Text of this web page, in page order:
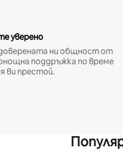
уверено
ни общност от
поддръжка по време
ви престой.